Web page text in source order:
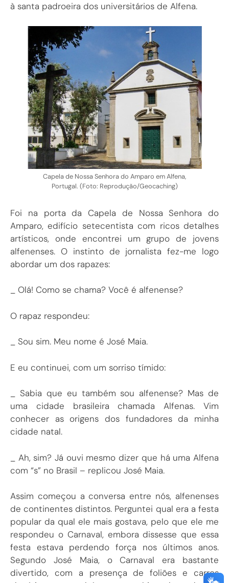
à santa padroeira dos universitários de Alfena.
Capela de Nossa Senhora do Amparo em Alfena,
Portugal. (Foto: Reprodução/Geocaching)
Foi na porta da Capela de Nossa Senhora do
Amparo, edifício setecentista com ricos detalhes
artísticos, onde encontrei um grupo de jovens
alfenenses. O instinto de jornalista fez-me logo
abordar um dos rapazes:
_ Olá! Como se chama? Você é alfenense?
O rapaz respondeu:
_ Sou sim. Meu nome é José Maia.
E eu continuei, com um sorriso tímido:
_ Sabia que eu também sou alfenense? Mas de
uma cidade brasileira chamada Alfenas. Vim
conhecer as origens dos fundadores da minha
cidade natal.
_ Ah, sim? Já ouvi mesmo dizer que há uma Alfena
com “s” no Brasil – replicou José Maia.
Assim começou a conversa entre nós, alfenenses
de continentes distintos. Perguntei qual era a festa
popular da qual ele mais gostava, pelo que ele me
respondeu o Carnaval, embora dissesse que essa
festa estava perdendo força nos últimos anos.
Segundo José Maia, o Carnaval era bastante
divertido, com a presença de foliões e carros